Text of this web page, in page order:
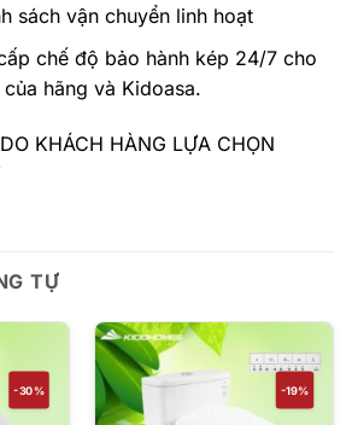
sách vận chuyển linh hoạt
chế độ bảo hành kép 24/7 cho
hãng và Kidoasa.
KHÁCH HÀNG LỰA CHỌN
TỰ
-30% -19%